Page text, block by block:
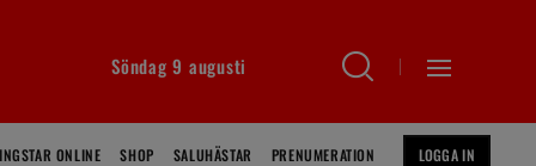
Söndag 9 augusti
ONLINE SHOP SALUHÄSTAR PRENUMERATION LOGGA IN